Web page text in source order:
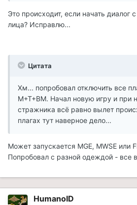
Это происходит, если начать диалог
лица? Исправлю...
Цитата
Хм... попробовал отключить все
М+Т+ВМ. Начал новую игру и при
стражника всё равно вылет
плагах тут наверное дело...
Может запускается MGE, MWSE или
Попробовал с разной одеждой - все
HumanoID